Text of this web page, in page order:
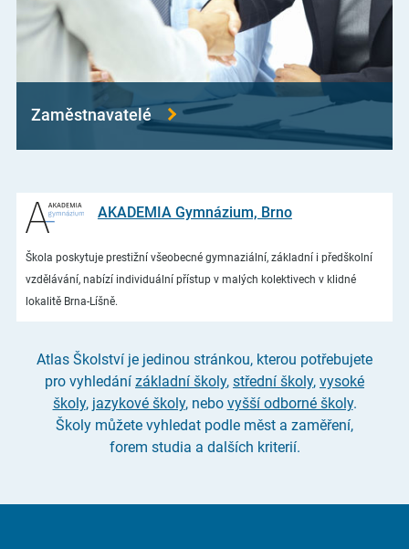
Zaměstnavatelé
AKADEMIA Gymnázium, Brno
Škola poskytuje prestižní všeobecné gymnaziální, základní i předškolní
vzdělávání, nabízí individuální přístup v malých kolektivech v klidné
lokalitě Brna-Líšně.
Atlas Školství je jedinou stránkou, kterou potřebujete
pro vyhledání základní školy, střední školy, vysoké
školy, jazykové školy, nebo vyšší odborné školy.
Školy můžete vyhledat podle měst a zaměření,
forem studia a dalších kriterií.